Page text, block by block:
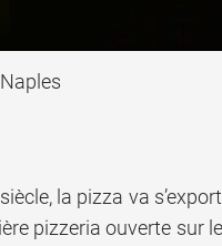
Naples
la pizza va
pizzeria ouverte sur